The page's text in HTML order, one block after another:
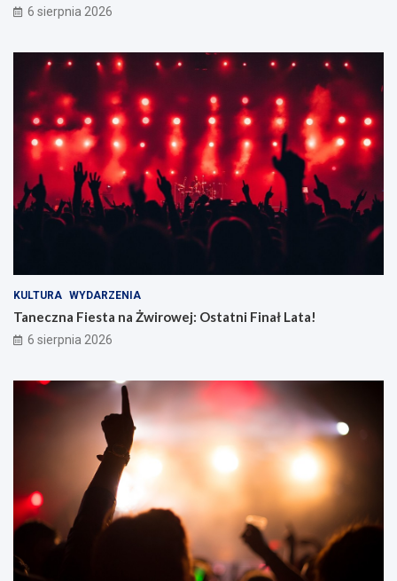
6 sierpnia 2026
KULTURA WYDARZENIA
Taneczna Fiesta na Żwirowej: Ostatni Finał Lata!
6 sierpnia 2026